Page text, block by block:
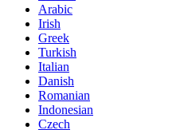
Arabic
Irish
Greek
Turkish
Italian
Danish
Romanian
Indonesian
Czech